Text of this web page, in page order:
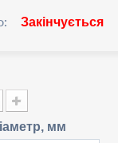
Закінчується
мм